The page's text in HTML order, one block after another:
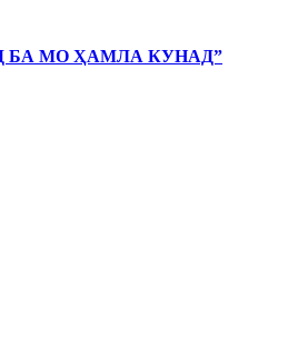
БА МО ҲАМЛА КУНАД”